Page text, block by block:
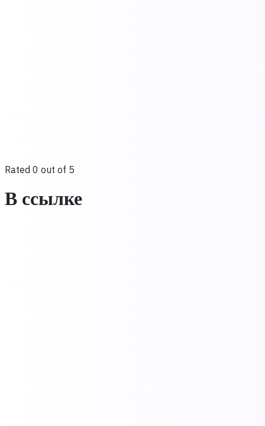
Rated 0 out of 5
В ссылке